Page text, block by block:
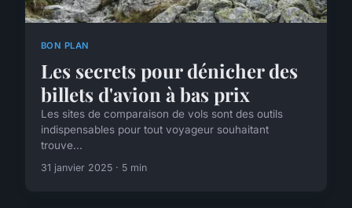
BON PLAN
Les secrets pour dénicher des
billets d'avion à bas prix
Les sites de comparaison de vols sont des outils
indispensables pour tout voyageur souhaitant
trouve...
31 janvier 2025 · 5 min